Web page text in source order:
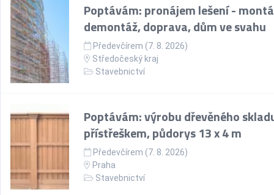
Poptávám: pronájem lešení -
demontáž, doprava, dům ve svahu
Předevčírem (7. 8. 2026)
Středočeský kraj
Stavebnictví
Poptávám: výrobu dřevěného
přístřeškem, půdorys 13 x 4 m
Předevčírem (7. 8. 2026)
Praha
Stavebnictví